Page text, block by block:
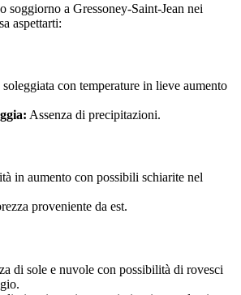
soggiorno a Gressoney-Saint-Jean nei
aspettarti:
con temperature in lieve aumento
Assenza di precipitazioni.
in aumento con possibili schiarite nel
proveniente da est.
di sole e nuvole con possibilità di rovesci